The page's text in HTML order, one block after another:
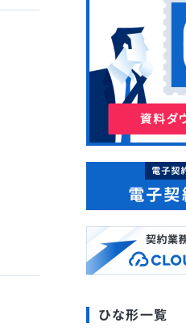
ひな形一覧